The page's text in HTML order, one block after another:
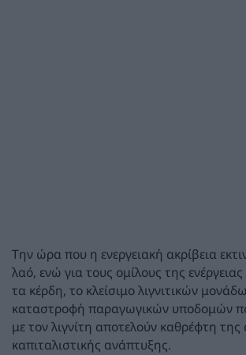
Την ώρα που η ενεργειακή ακρίβεια
λαό, ενώ για τους ομίλους της
τα κέρδη, το κλείσιμο λιγνιτικών
καταστροφή παραγωγικών υποδομών
με τον λιγνίτη αποτελούν καθρέφτη της
καπιταλιστικής ανάπτυξης.